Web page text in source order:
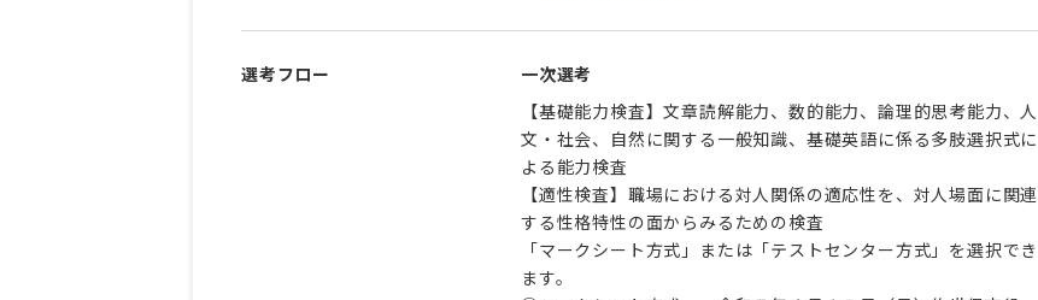
選考フロー
一次選考
【基礎能力検査】文章読解能力、数的能力、論理的思考能力、人
文・社会、自然に関する一般知識、基礎英語に係る多肢選択式に
よる能力検査
【適性検査】職場における対人関係の適応性を、対人場面に関連
する性格特性の面からみるための検査
「マークシート方式」または「テストセンター方式」を選択でき
ます。